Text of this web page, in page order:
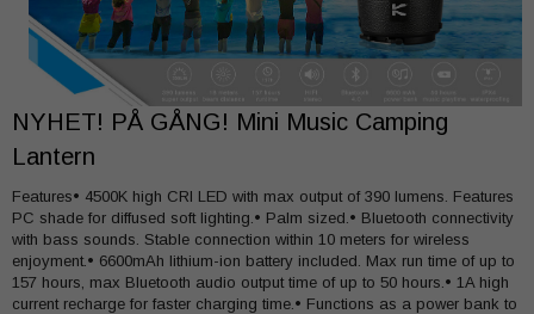
NYHET! PÅ GÅNG! Mini Music Camping
Lantern
Features• 4500K high CRI LED with max output of 390 lumens. Features
PC shade for diffused soft lighting.• Palm sized.• Bluetooth connectivity
with bass sounds. Stable connection within 10 meters for wireless
enjoyment.• 6600mAh lithium-ion battery included. Max run time of up to
157 hours, max Bluetooth audio output time of up to 50 hours.• 1A high
current recharge for faster charging time.• Functions as a power bank to